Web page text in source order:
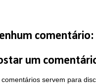
comentário:
um
comentários servem para